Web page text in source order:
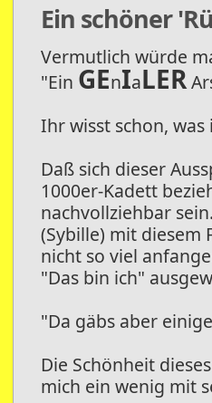
Ein schöner
Vermutlich würde
"Ein GEnIaLER
Ihr wisst schon, was
Daß sich dieser
1000er-Kadett
nachvollziehbar
(Sybille) mit diesem
nicht so viel
"Das bin ich"
"Da gäbs aber
Die Schönheit
mich ein wenig mit